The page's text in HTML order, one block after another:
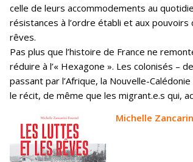
celle de leurs accommodements au
résistances à l’ordre établi et aux
rêves.
Pas plus que l’histoire de France ne
réduire à l’« Hexagone ». Les colonisés –
passant par l’Afrique, la Nouvelle-
le récit, de même que les migrant.e.s qui,
Michelle